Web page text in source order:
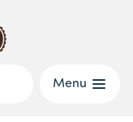
Menu